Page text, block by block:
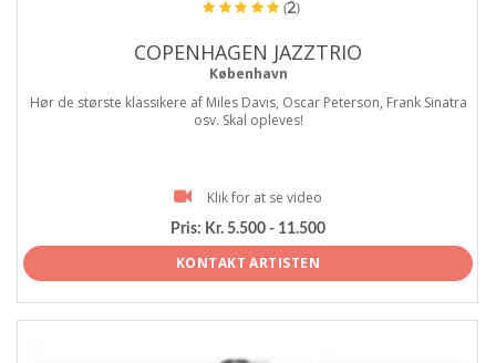
(2)
COPENHAGEN JAZZTRIO
København
Hør de største klassikere af Miles Davis, Oscar Peterson, Frank Sinatra
osv. Skal opleves!
Klik for at se video
Pris: Kr. 5.500 - 11.500
KONTAKT ARTISTEN